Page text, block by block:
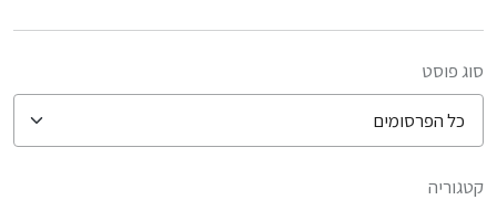
סוג פוסט
קטגוריה